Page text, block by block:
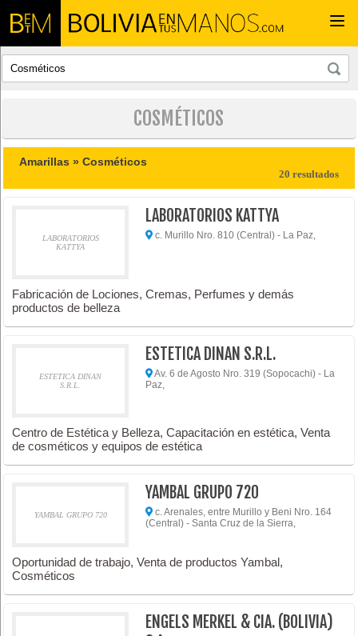
COSMÉTICOS
Amarillas »Cosméticos
20 resultados
LABORATORIOS
KATTYA
LABORATORIOS KATTYA
c. Murillo Nro. 810 (Central) - La Paz,
Fabricación de Lociones, Cremas, Perfumes y demás
productos de belleza
ESTETICA DINAN
S.R.L.
ESTETICA DINAN S.R.L.
Av. 6 de Agosto Nro. 319 (Sopocachi) - La
Paz,
Centro de Estética y Belleza, Capacitación en estética, Venta
de cosméticos y equipos de estética
YAMBAL GRUPO 720
YAMBAL GRUPO 720
c. Arenales, entre Murillo y Beni Nro. 164
(Central) - Santa Cruz de la Sierra,
Oportunidad de trabajo, Venta de productos Yambal,
Cosméticos
ENGELS MERKEL & CIA. (BOLIVIA)